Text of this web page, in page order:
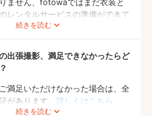
続きを読む
レンタルサービスの準備ができて
ので、お客様ご自身にご用意をお
ります。
出張撮影、満足できなかったらど
続きを読む
満足いただけなかった場合は、全
があります。詳しくはこちら